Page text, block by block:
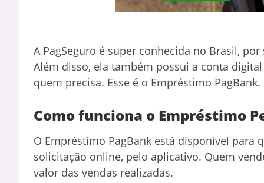
A PagSeguro é super conhecida no Brasil,
Além disso, ela também possui a conta
quem precisa. Esse é o Empréstimo PagBank.
Como funciona o Empréstimo
O Empréstimo PagBank está disponível para
solicitação online, pelo aplicativo. Quem
valor das vendas realizadas.